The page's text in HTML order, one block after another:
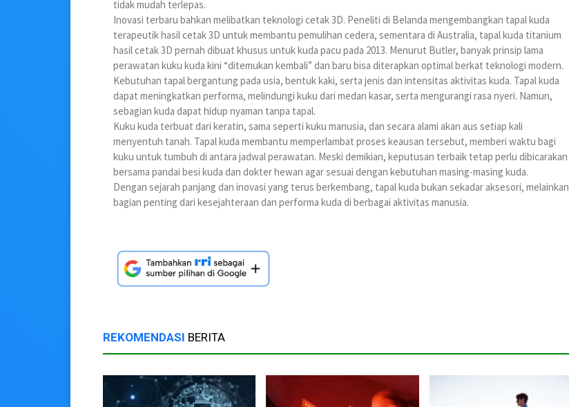
tidak mudah terlepas.
Inovasi terbaru bahkan melibatkan teknologi cetak 3D. Peneliti di Belanda mengembangkan tapal kuda
terapeutik hasil cetak 3D untuk membantu pemulihan cedera, sementara di Australia, tapal kuda titanium
hasil cetak 3D pernah dibuat khusus untuk kuda pacu pada 2013. Menurut Butler, banyak prinsip lama
perawatan kuku kuda kini “ditemukan kembali” dan baru bisa diterapkan optimal berkat teknologi modern.
Kebutuhan tapal bergantung pada usia, bentuk kaki, serta jenis dan intensitas aktivitas kuda. Tapal kuda
dapat meningkatkan performa, melindungi kuku dari medan kasar, serta mengurangi rasa nyeri. Namun,
sebagian kuda dapat hidup nyaman tanpa tapal.
Kuku kuda terbuat dari keratin, sama seperti kuku manusia, dan secara alami akan aus setiap kali
menyentuh tanah. Tapal kuda membantu memperlambat proses keausan tersebut, memberi waktu bagi
kuku untuk tumbuh di antara jadwal perawatan. Meski demikian, keputusan terbaik tetap perlu dibicarakan
bersama pandai besi kuda dan dokter hewan agar sesuai dengan kebutuhan masing-masing kuda.
Dengan sejarah panjang dan inovasi yang terus berkembang, tapal kuda bukan sekadar aksesori, melainkan
bagian penting dari kesejahteraan dan performa kuda di berbagai aktivitas manusia.
REKOMENDASI BERITA